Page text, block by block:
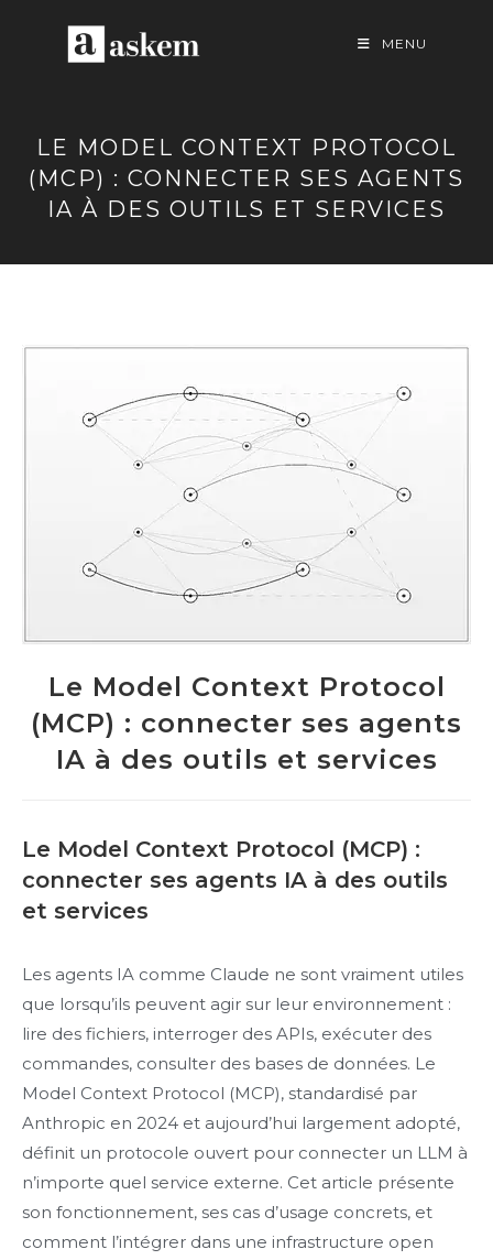
MENU
LE MODEL CONTEXT PROTOCOL
(MCP) : CONNECTER SES AGENTS
IA À DES OUTILS ET SERVICES
Le Model Context Protocol
(MCP) : connecter ses agents
IA à des outils et services
Le Model Context Protocol (MCP) :
connecter ses agents IA à des outils
et services
Les agents IA comme Claude ne sont vraiment utiles
que lorsqu’ils peuvent agir sur leur environnement :
lire des fichiers, interroger des APIs, exécuter des
commandes, consulter des bases de données. Le
Model Context Protocol (MCP), standardisé par
Anthropic en 2024 et aujourd’hui largement adopté,
définit un protocole ouvert pour connecter un LLM à
n’importe quel service externe. Cet article présente
son fonctionnement, ses cas d’usage concrets, et
comment l’intégrer dans une infrastructure open